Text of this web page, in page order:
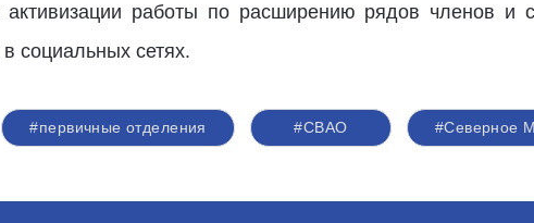
работы по расширению рядов членов и
социальных сетях.
#первичные отделения #СВАО #Северное